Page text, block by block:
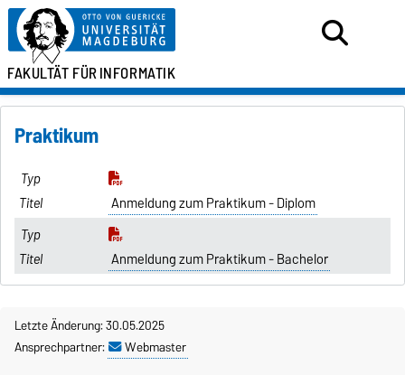
FAKULTÄT FÜRINFORMATIK
Praktikum
Anmeldung zum Praktikum - Diplom
Anmeldung zum Praktikum - Bachelor
Letzte Änderung: 30.05.2025
Ansprechpartner:
Webmaster